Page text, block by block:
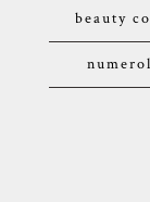
beauty